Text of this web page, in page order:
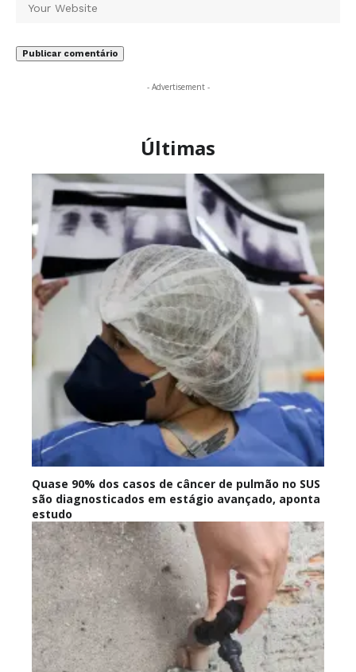
- Advertisement -
Últimas
Quase 90% dos casos de câncer de pulmão no SUS
são diagnosticados em estágio avançado, aponta
estudo